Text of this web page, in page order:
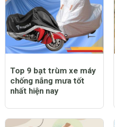
Top 9 bạt trùm xe máy
chống nắng mưa tốt
nhất hiện nay